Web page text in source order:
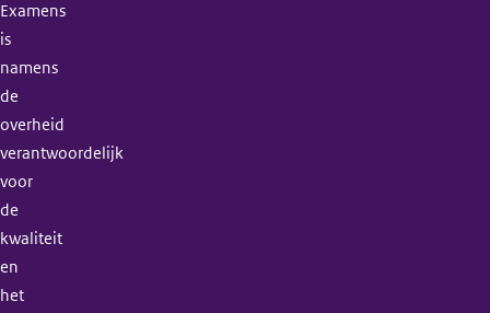
Examens
is
namens
de
overheid
verantwoordelijk
voor
de
kwaliteit
en
het